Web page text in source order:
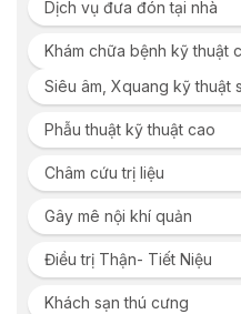
Dịch vụ đưa đón tại nhà
Khám chữa bệnh kỹ thuật
Siêu âm, Xquang kỹ thuật
Phẫu thuật kỹ thuật cao
Châm cứu trị liệu
Gây mê nội khí quản
Điều trị Thận- Tiết Niệu
Khách sạn thú cưng